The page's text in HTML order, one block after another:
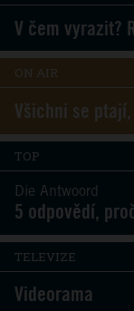
V čem vyrazit?
ON AIR
Všichni se
TOP
Die Antwoord
5 odpovědí,
TELEVIZE
Videorama